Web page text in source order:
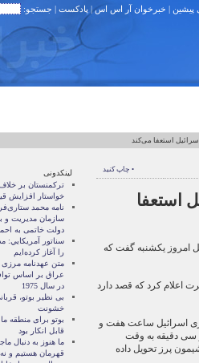
پیشین | خبرخوان آر اس اس| پادکست | جستجو:
استعفا می‌کند
• چاپ کنید
استعفا
امروز یکشنبه گفت که
اعلام کرد که قصد دارد
اسرائیل ساعت هفت و
سی دقیقه به وقت
پرز تحویل داده
لینکدونی
ترکمنستان بر
خواستار افزایش
نامه محمد
سازمان مدیریت و
دولت خاتمی به
سناتور آمريکايي:
را آغاز کرده‌ايم
متن عهدنامه مرزى
عراق بر اساس
در سال 1975
بی نظیر بوتو،
خشونت
بوتو برای منطقه
قابل انکار بود
ما هنوز به دنبال
قهرمان هستيم و نه